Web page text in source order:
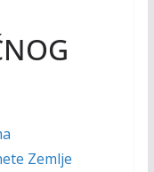
Zemlje